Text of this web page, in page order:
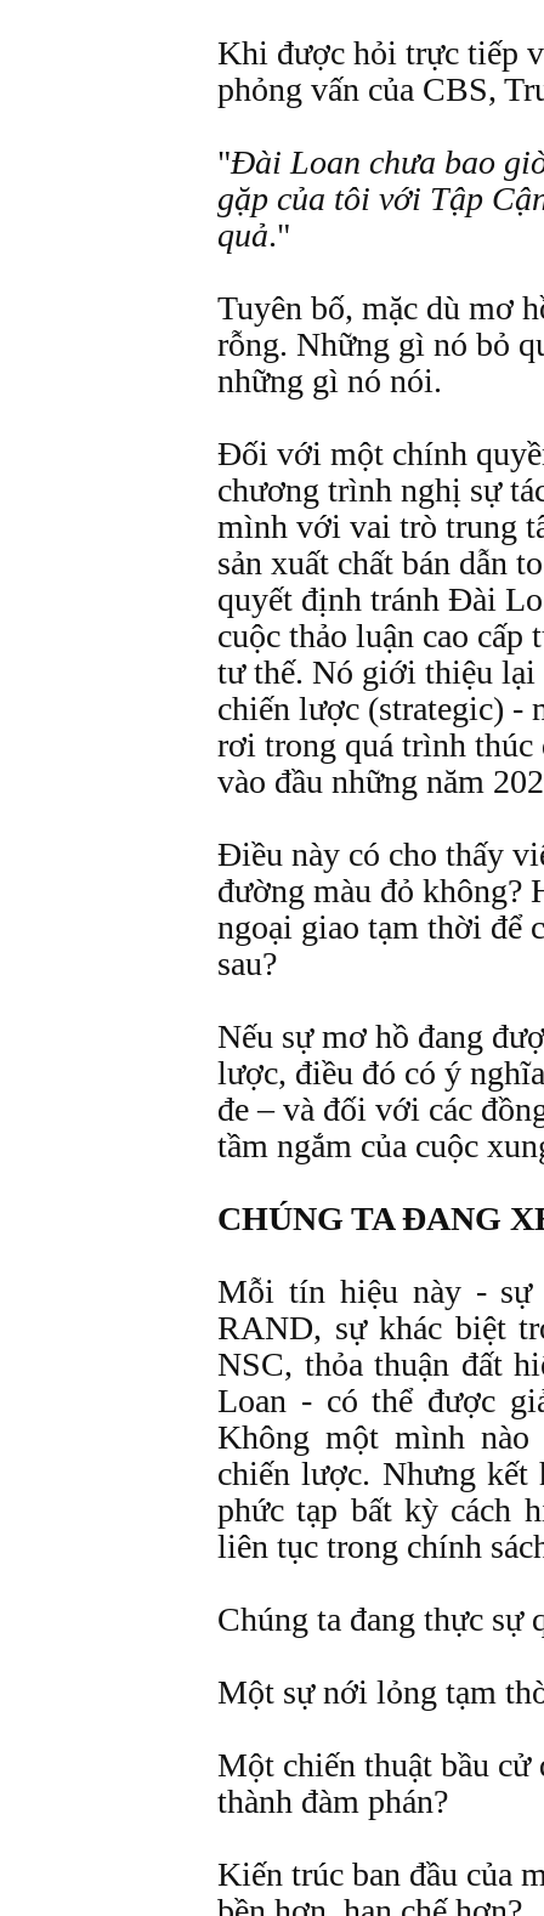
Khi được hỏi trực tiếp
phỏng vấn của CBS,
"Đài Loan chưa bao
gặp của tôi với Tập
quả."
Tuyên bố, mặc dù mơ
rỗng. Những gì nó bỏ
những gì nó nói.
Đối với một chính
chương trình nghị sự
mình với vai trò trung
sản xuất chất bán dẫn
quyết định tránh Đài
cuộc thảo luận cao
tư thế. Nó giới thiệu
chiến lược (strategic) -
rơi trong quá trình thúc
vào đầu những năm
Điều này có cho thấy
đường màu đỏ không?
ngoại giao tạm thời để
sau?
Nếu sự mơ hồ đang
lược, điều đó có ý
đe – và đối với các
tầm ngắm của cuộc
CHÚNG TA ĐANG
Mỗi tín hiệu này - sự
RAND, sự khác biệt
NSC, thỏa thuận đất
Loan - có thể được
Không một mình nào
chiến lược. Nhưng kết
phức tạp bất kỳ cách
liên tục trong chính
Chúng ta đang thực sự
Một sự nới lỏng tạm
Một chiến thuật bầu
thành đàm phán?
Kiến trúc ban đầu của